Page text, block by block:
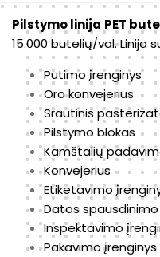
PILSTYMO LINIJA PET
PILSTYMO LINIJA
PILSTYMO LINIJA
Pilstymo linija PET
15.000 butelių/val. Linija
Putimo įrenginys
Oro konvejerius
Srautinis
Pilstymo blokas
Kamštalių
Konvejerius
Etiketavimo
Datos
Inspektavimo
Pakavimo įrenginys